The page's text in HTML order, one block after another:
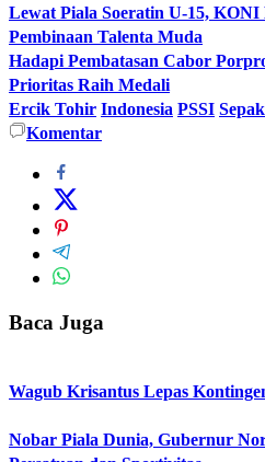
Lewat Piala Soeratin U-15,
Pembinaan Talenta Muda
Hadapi Pembatasan Cabor
Prioritas Raih Medali
Ercik Tohir Indonesia PSSI
Komentar
Baca Juga
Wagub Krisantus Lepas
Nobar Piala Dunia, Gubernur